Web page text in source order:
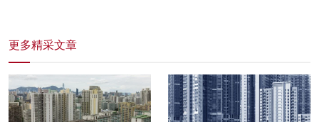
更多精采文章